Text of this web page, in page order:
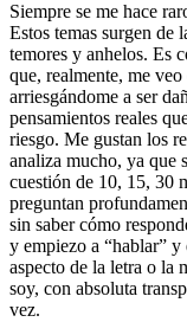
Siempre se me hace
Estos temas surgen de
temores y anhelos. Es
que, realmente, me
arriesgándome a ser
pensamientos reales
riesgo. Me gustan los
analiza mucho, ya que
cuestión de 10, 15, 30
preguntan
sin saber cómo
y empiezo a “hablar” y
aspecto de la letra o la
soy, con absoluta
vez.